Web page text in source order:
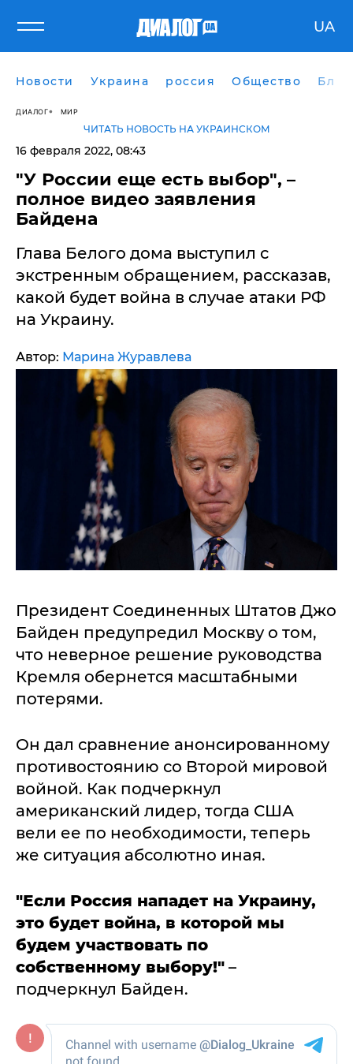
UA
Новости Украина россия Общество
ДИАЛОГ МИР
ЧИТАТЬ НОВОСТЬ НА УКРАИНСКОМ
16 февраля 2022, 08:43
"У России еще есть выбор", –
полное видео заявления
Байдена
Глава Белого дома выступил с
экстренным обращением, рассказав,
какой будет война в случае атаки РФ
на Украину.
Автор: Марина Журавлева
Президент Соединенных Штатов Джо
Байден предупредил Москву о том,
что неверное решение руководства
Кремля обернется масштабными
потерями.
Он дал сравнение анонсированному
противостоянию со Второй мировой
войной. Как подчеркнул
американский лидер, тогда США
вели ее по необходимости, теперь
же ситуация абсолютно иная.
"Если Россия нападет на Украину,
это будет война, в которой мы
будем участвовать по
собственному выбору!" –
подчеркнул Байден.